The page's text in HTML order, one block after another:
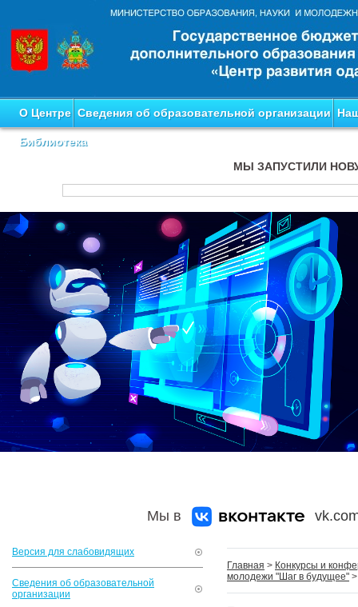
О Центре Сведения об образовательной организации
Библиотека
МЫ ЗАПУСТИЛИ
Мы в
Версия для слабовидящих
Сведения об образовательной
организации
Главная > Конкурсы и
молодежи "Шаг в будущее"